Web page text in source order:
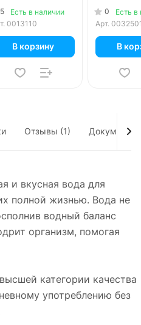
5
Есть в наличии
0013110
В корзину
0
Есть в
Арт.
В
Отзывы (1) Документы
и вкусная вода для
полной жизнью. Вода не
водный баланс
организм, помогая
категории качества
употреблению без